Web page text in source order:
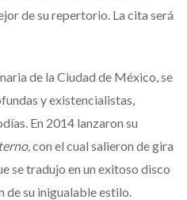
de su repertorio. La cita será
de la Ciudad de México, se
y existencialistas,
En 2014 lanzaron su
con el cual salieron de gira
se tradujo en un exitoso disco
de su inigualable estilo.